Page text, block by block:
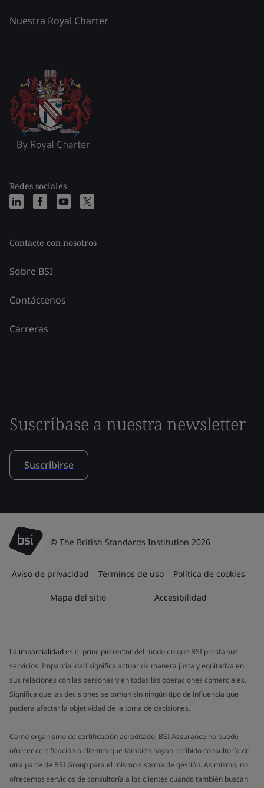
Nuestra Royal Charter
Redes sociales
Contacte con nosotros
Sobre BSI
Contáctenos
Carreras
Suscríbase a nuestra newsletter
Suscribirse
© The British Standards Institution 2026
Aviso de privacidad Términos de uso Política de cookies
Mapa del sitio Accesibilidad
La imparcialidades el principio rector del modo en que BSI presta sus
servicios. Imparcialidad significa actuar de manera justa y equitativa en
sus relaciones con las personas y en todas las operaciones comerciales.
Significa que las decisiones se toman sin ningún tipo de influencia que
pudiera afectar la objetividad de la toma de decisiones.
Como organismo de certificación acreditado, BSI Assurance no puede
ofrecer certificación a clientes que también hayan recibido consultoría de
otra parte de BSI Group para el mismo sistema de gestión. Asimismo, no
ofrecemos servicios de consultoría a los clientes cuando también buscan